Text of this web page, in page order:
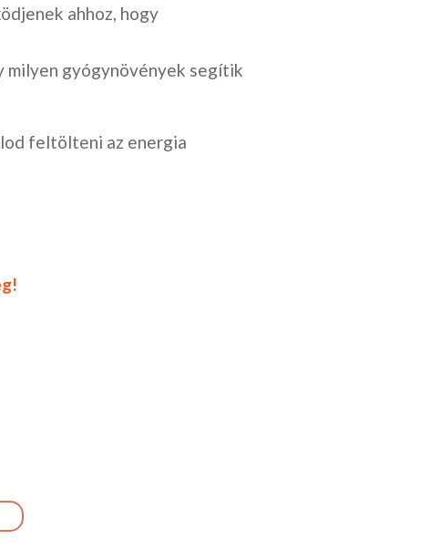
ahhoz, hogy
milyen gyógynövények segítik
feltölteni az energia